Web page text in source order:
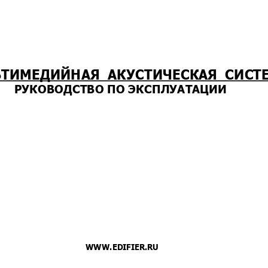
АКУС
ТИЧЕСКАЯ
РУКОВОДСТВО ПО ЭКСПЛУАТАЦИИ
                                  WWW.
EDIFIER.RU